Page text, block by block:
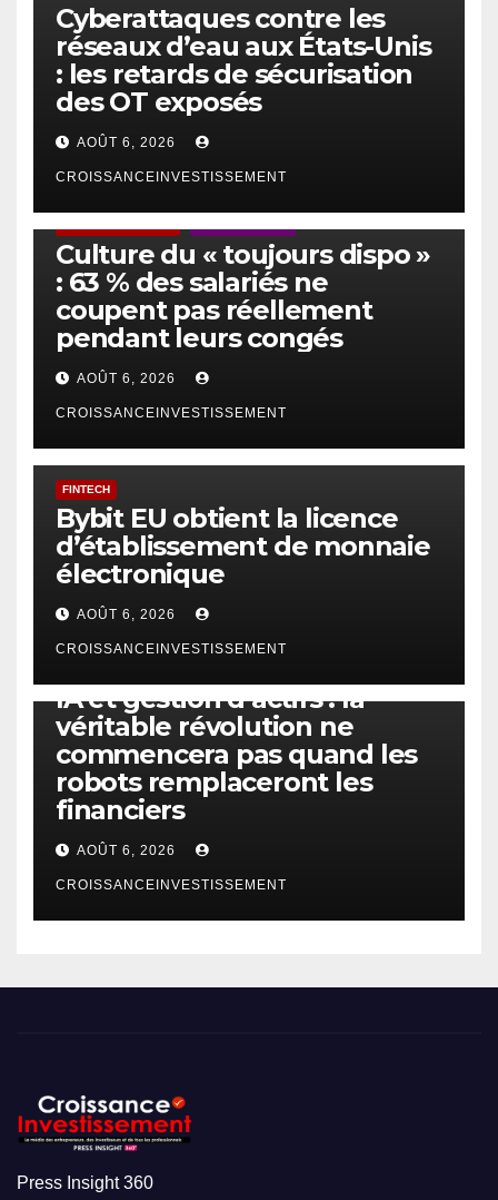
Cyberattaques contre les
réseaux d’eau aux États-Unis
: les retards de sécurisation
des OT exposés
AOÛT 6, 2026
CROISSANCEINVESTISSEMENT
Culture du « toujours dispo »
: 63 % des salariés ne
coupent pas réellement
pendant leurs congés
AOÛT 6, 2026
CROISSANCEINVESTISSEMENT
FINTECH
Bybit EU obtient la licence
d’établissement de monnaie
électronique
AOÛT 6, 2026
CROISSANCEINVESTISSEMENT
IA et gestion d’actifs : la
véritable révolution ne
commencera pas quand les
robots remplaceront les
financiers
AOÛT 6, 2026
CROISSANCEINVESTISSEMENT
Press Insight 360